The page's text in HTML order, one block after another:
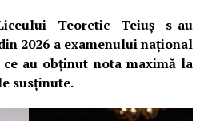
Teoretic Teiuș s-au
2026 a examenului național
ce au obținut nota maximă la
susținute.